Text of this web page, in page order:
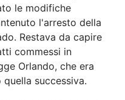
le modifiche
l'arresto della
Restava da capire
commessi in
Orlando, che era
successiva.